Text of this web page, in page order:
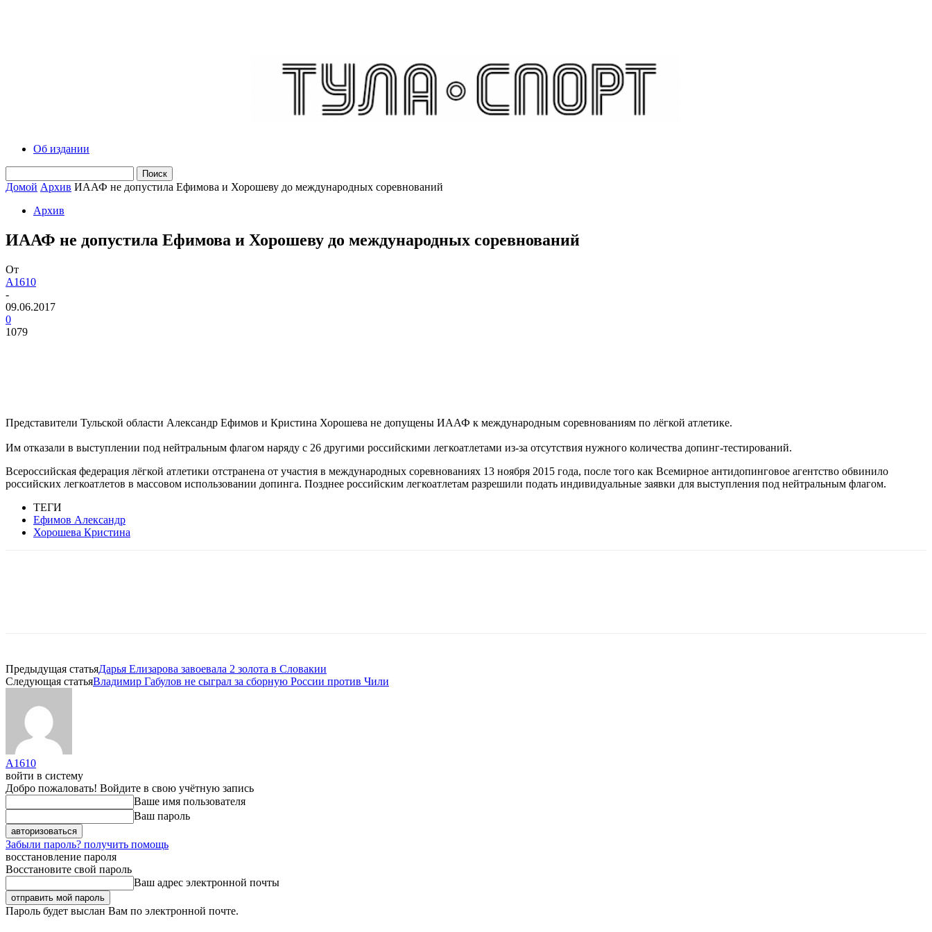
Об издании
Домой Архив ИААФ не допустила Ефимова и Хорошеву до международных соревнований
Архив
ИААФ не допустила Ефимова и Хорошеву до международных соревнований
От
A1610
-
09.06.2017
0
1079
Представители Тульской области Александр Ефимов и Кристина Хорошева не допущены ИААФ к международным соревнованиям по лёгкой атлетике.
Им отказали в выступлении под нейтральным флагом наряду с 26 другими российскими легкоатлетами из-за отсутствия нужного количества допинг-тестирований.
Всероссийская федерация лёгкой атлетики отстранена от участия в международных соревнованиях 13 ноября 2015 года, после того как Всемирное антидопинговое агентство обвинило
российских легкоатлетов в массовом использовании допинга. Позднее российским легкоатлетам разрешили подать индивидуальные заявки для выступления под нейтральным флагом.
ТЕГИ
Ефимов Александр
Хорошева Кристина
Предыдущая статьяДарья Елизарова завоевала 2 золота в Словакии
Следующая статьяВладимир Габулов не сыграл за сборную России против Чили
A1610
войти в систему
Добро пожаловать! Войдите в свою учётную запись
Ваше имя пользователя
Ваш пароль
Забыли пароль? получить помощь
восстановление пароля
Восстановите свой пароль
Ваш адрес электронной почты
Пароль будет выслан Вам по электронной почте.